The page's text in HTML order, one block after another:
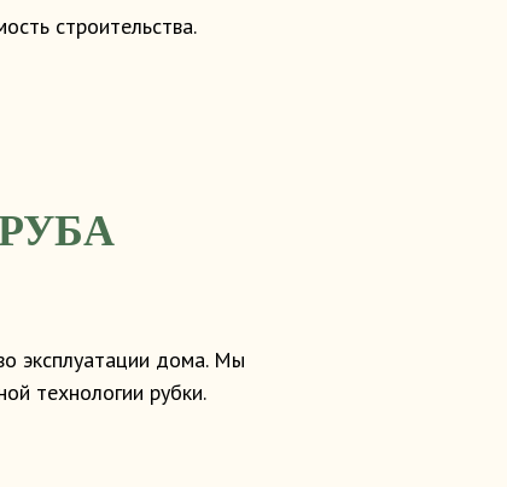
строительства.
эксплуатации дома. Мы
технологии рубки.